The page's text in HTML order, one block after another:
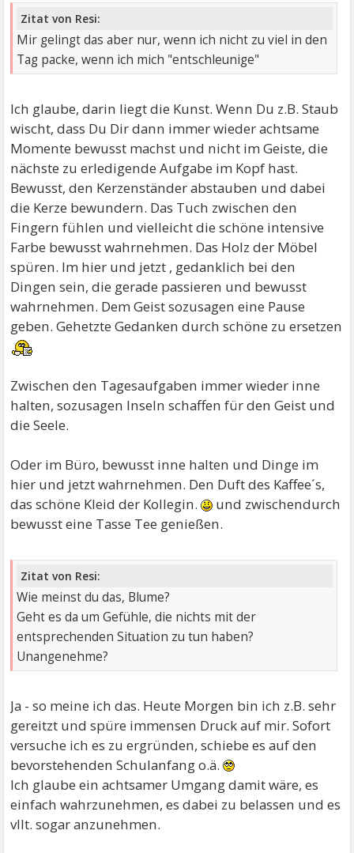
Zitat von Resi:
Mir gelingt das aber nur, wenn ich nicht zu viel in den
Tag packe, wenn ich mich "entschleunige"
Ich glaube, darin liegt die Kunst. Wenn Du z.B. Staub
wischt, dass Du Dir dann immer wieder achtsame
Momente bewusst machst und nicht im Geiste, die
nächste zu erledigende Aufgabe im Kopf hast.
Bewusst, den Kerzenständer abstauben und dabei
die Kerze bewundern. Das Tuch zwischen den
Fingern fühlen und vielleicht die schöne intensive
Farbe bewusst wahrnehmen. Das Holz der Möbel
spüren. Im hier und jetzt , gedanklich bei den
Dingen sein, die gerade passieren und bewusst
wahrnehmen. Dem Geist sozusagen eine Pause
geben. Gehetzte Gedanken durch schöne zu ersetzen
Zwischen den Tagesaufgaben immer wieder inne
halten, sozusagen Inseln schaffen für den Geist und
die Seele.
Oder im Büro, bewusst inne halten und Dinge im
hier und jetzt wahrnehmen. Den Duft des Kaffee´s,
das schöne Kleid der Kollegin.
und zwischendurch
bewusst eine Tasse Tee genießen.
Zitat von Resi:
Wie meinst du das, Blume?
Geht es da um Gefühle, die nichts mit der
entsprechenden Situation zu tun haben?
Unangenehme?
Ja - so meine ich das. Heute Morgen bin ich z.B. sehr
gereitzt und spüre immensen Druck auf mir. Sofort
versuche ich es zu ergründen, schiebe es auf den
bevorstehenden Schulanfang o.ä.
Ich glaube ein achtsamer Umgang damit wäre, es
einfach wahrzunehmen, es dabei zu belassen und es
vllt. sogar anzunehmen.